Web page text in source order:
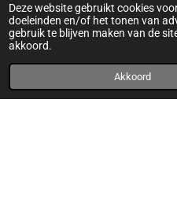
Deze website gebruikt cookies
doeleinden en/of het tonen van
gebruik te blijven maken van de
akkoord.
Akkoord
CONTACT
Mijn Moment
Schoorheide 19 - 2490 Balen
0478 59 91 89
Telefoonnummer